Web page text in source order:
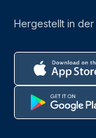
Hergestellt in